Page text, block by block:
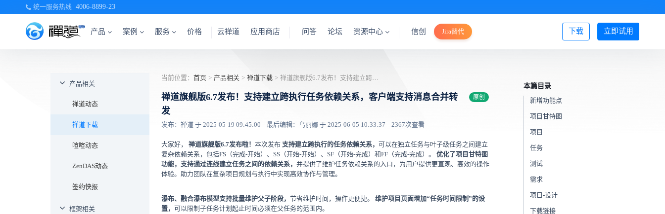
统一服务热线 4006-8899-23
产品 案例 服务 价格 立即试用
下载
云禅道 应用商店 问答 论坛 资源中心 信创 Jira替代 登录/注册
产品相关
禅道动态
禅道下载
喧喧动态
ZenDAS动态
签约快报
框架相关
当前位置： 首页 > 产品相关 > 禅道下载 > 禅道旗舰版6.7发布！支持建立跨执行任务依赖关系，客户端支持消息合并转发
禅道旗舰版6.7发布！支持建立跨执行任务依赖关系，客户端支持消息合并转
发
原创
发布：禅道 于 2025-05-19 09:45:00 最后编辑：乌丽娜 于 2025-06-05 10:33:37 2367次查看
本篇目录
新增功能点
项目甘特图
项目
任务
测试
需求
项目-设计
下载链接
大家好， 禅道旗舰版6.7发布啦！ 本次发布 支持建立跨执行的任务依赖关系， 可以在独立任务与叶子级任务之间建立
复杂依赖关系，包括FS（完成-开始）、SS（开始-开始）、SF（开始-完成）和FF（完成-完成）。 优化了项目甘特图
功能，支持通过连线建立任务之间的依赖关系， 并提供了维护任务依赖关系的入口，为用户提供更直观、高效的操作
体验。助力团队在复杂项目规划与执行中实现高效协作与管理。
瀑布、融合瀑布模型支持批量维护父子阶段， 节省维护时间，操作更便捷。 维护项目页面增加“任务时间限制”的设
置， 可以限制子任务计划起止时间必须在父任务的范围内。